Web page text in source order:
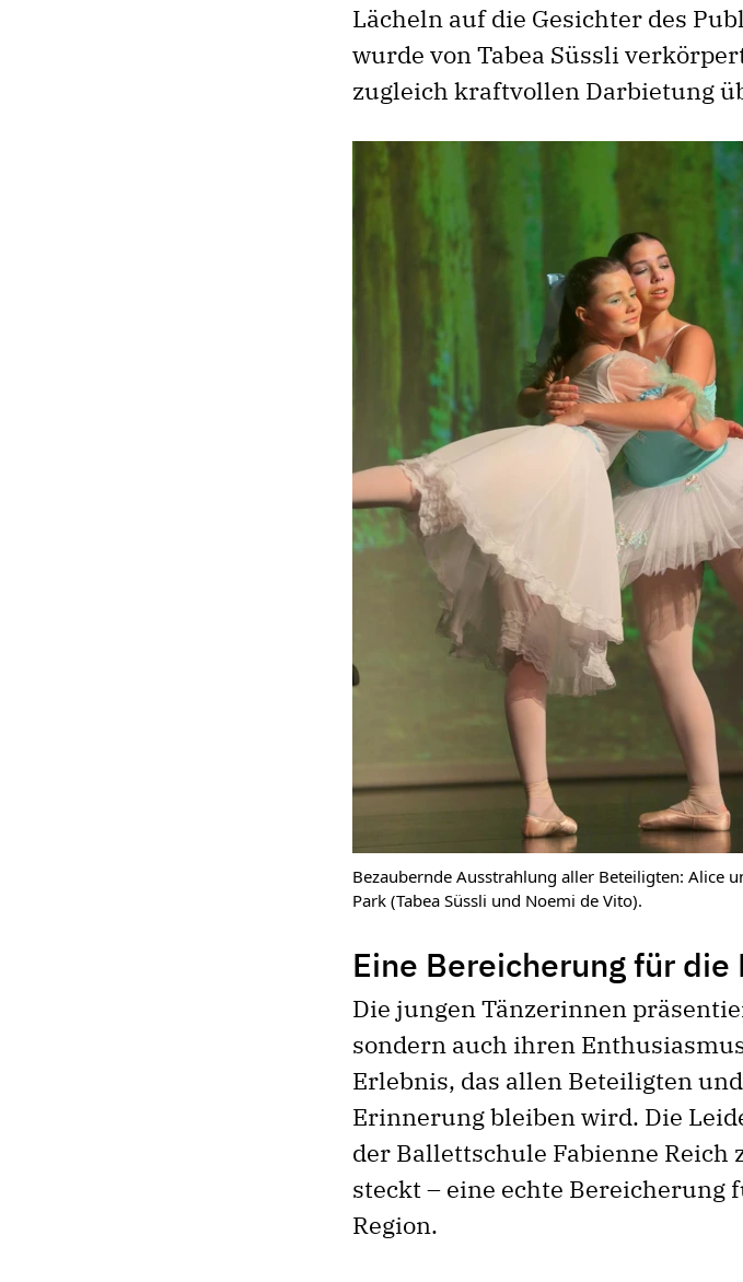
Lächeln auf die Gesichter des
wurde von Tabea Süssli
zugleich kraftvollen Darbietung
Bezaubernde Ausstrahlung aller Beteiligten: Alice
Park (Tabea Süssli und Noemi de Vito).
Eine Bereicherung für
Die jungen Tänzerinnen
sondern auch ihren
Erlebnis, das allen Beteiligten
Erinnerung bleiben wird. Die
der Ballettschule Fabienne Reich
steckt – eine echte
Region.